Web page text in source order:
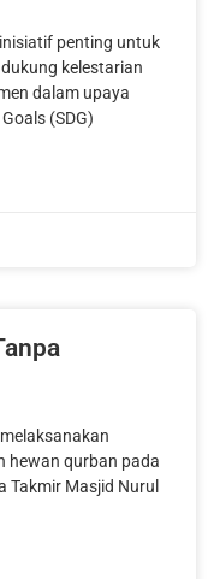
penting untuk
kelestarian
dalam upaya
(SDG)
hewan qurban pada
Takmir Masjid Nurul